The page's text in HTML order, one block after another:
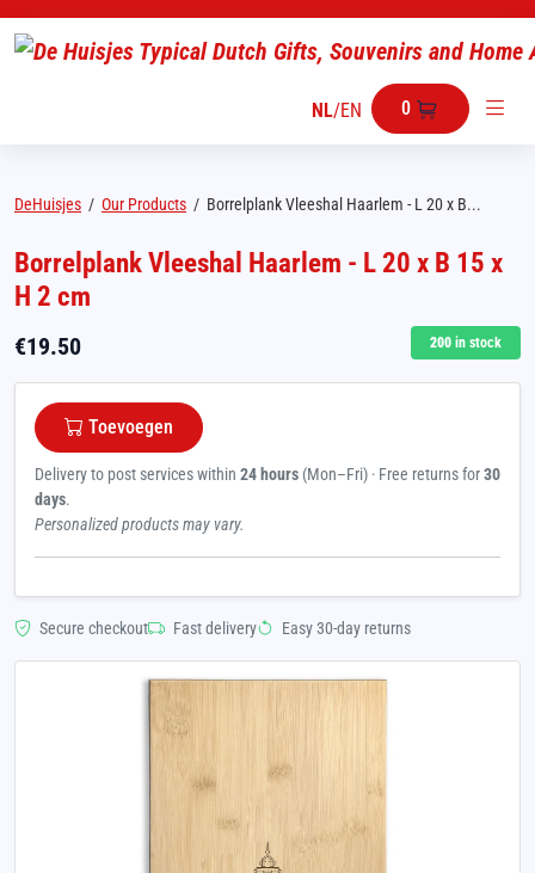
NL/EN 0
DeHuisjes / Our Products / Borrelplank Vleeshal Haarlem - L 20 x B...
Borrelplank Vleeshal Haarlem - L 20 x B 15 x
H 2 cm
€19.50 200 in stock
Toevoegen
Delivery to post services within 24 hours (Mon–Fri) · Free returns for30
days.
Personalized products may vary.
Secure checkout Fast delivery Easy 30-day returns